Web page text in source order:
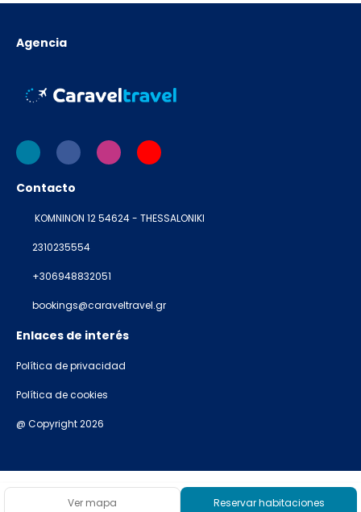
Ver mapa Reservar habitaciones
Agencia
Contacto
KOMNINON 12 54624 - THESSALONIKI
2310235554
+306948832051
bookings@caraveltravel.gr
Enlaces de interés
Política de privacidad
Política de cookies
@ Copyright 2026